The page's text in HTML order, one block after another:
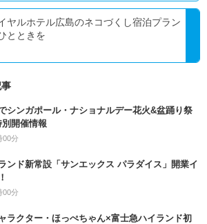
ヤルホテル広島のネコづくし宿泊プラン
とときを
シンガポール・ナショナルデー花火&盆踊り祭
別開催情報
00分
ンド新常設「サンエックス パラダイス」開業イ
00分
ラクター・ほっぺちゃん×富士急ハイランド初